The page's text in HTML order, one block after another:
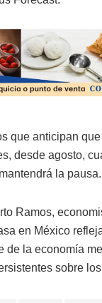
que anticipan
desde agosto,
la pausa.
Ramos,
en México
de la economía
sobre